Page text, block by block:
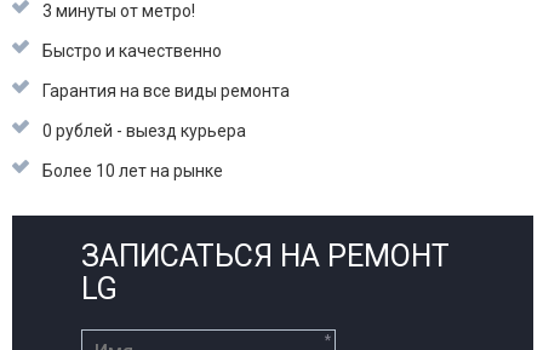
3 минуты от метро!
Быстро и качественно
Гарантия на все виды ремонта
0 рублей - выезд курьера
Более 10 лет на рынке
ЗАПИСАТЬСЯ НА РЕМОНТ
LG
*